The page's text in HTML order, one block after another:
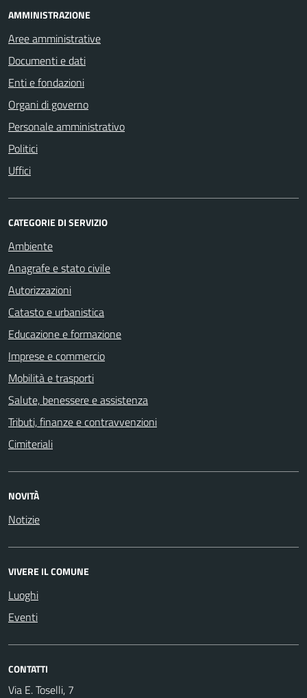
AMMINISTRAZIONE
Aree amministrative
Documenti e dati
Enti e fondazioni
Organi di governo
Personale amministrativo
Politici
Uffici
CATEGORIE DI SERVIZIO
Ambiente
Anagrafe e stato civile
Autorizzazioni
Catasto e urbanistica
Educazione e formazione
Imprese e commercio
Mobilità e trasporti
Salute, benessere e assistenza
Tributi, finanze e contravvenzioni
Cimiteriali
NOVITÀ
Notizie
VIVERE IL COMUNE
Luoghi
Eventi
CONTATTI
Via E. Toselli, 7